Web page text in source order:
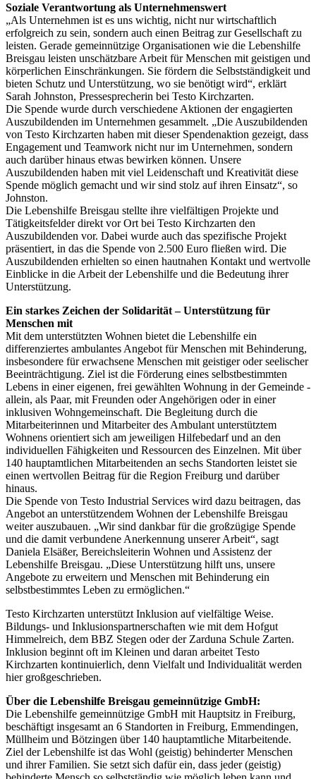
Soziale Verantwortung als Unternehmenswert
„Als Unternehmen ist es uns wichtig, nicht nur wirtschaftlich
erfolgreich zu sein, sondern auch einen Beitrag zur Gesellschaft zu
leisten. Gerade gemeinnützige Organisationen wie die Lebenshilfe
Breisgau leisten unschätzbare Arbeit für Menschen mit geistigen und
körperlichen Einschränkungen. Sie fördern die Selbstständigkeit und
bieten Schutz und Unterstützung, wo sie benötigt wird“, erklärt
Sarah Johnston, Pressesprecherin bei Testo Kirchzarten.
Die Spende wurde durch verschiedene Aktionen der engagierten
Auszubildenden im Unternehmen gesammelt. „Die Auszubildenden
von Testo Kirchzarten haben mit dieser Spendenaktion gezeigt, dass
Engagement und Teamwork nicht nur im Unternehmen, sondern
auch darüber hinaus etwas bewirken können. Unsere
Auszubildenden haben mit viel Leidenschaft und Kreativität diese
Spende möglich gemacht und wir sind stolz auf ihren Einsatz“, so
Johnston.
Die Lebenshilfe Breisgau stellte ihre vielfältigen Projekte und
Tätigkeitsfelder direkt vor Ort bei Testo Kirchzarten den
Auszubildenden vor. Dabei wurde auch das spezifische Projekt
präsentiert, in das die Spende von 2.500 Euro fließen wird. Die
Auszubildenden erhielten so einen hautnahen Kontakt und wertvolle
Einblicke in die Arbeit der Lebenshilfe und die Bedeutung ihrer
Unterstützung.
Ein starkes Zeichen der Solidarität – Unterstützung für
Menschen mit
Mit dem unterstützten Wohnen bietet die Lebenshilfe ein
differenziertes ambulantes Angebot für Menschen mit Behinderung,
insbesondere für erwachsene Menschen mit geistiger oder seelischer
Beeinträchtigung. Ziel ist die Förderung eines selbstbestimmten
Lebens in einer eigenen, frei gewählten Wohnung in der Gemeinde -
allein, als Paar, mit Freunden oder Angehörigen oder in einer
inklusiven Wohngemeinschaft. Die Begleitung durch die
Mitarbeiterinnen und Mitarbeiter des Ambulant unterstütztem
Wohnens orientiert sich am jeweiligen Hilfebedarf und an den
individuellen Fähigkeiten und Ressourcen des Einzelnen. Mit über
140 hauptamtlichen Mitarbeitenden an sechs Standorten leistet sie
einen wertvollen Beitrag für die Region Freiburg und darüber
hinaus.
Die Spende von Testo Industrial Services wird dazu beitragen, das
Angebot an unterstützendem Wohnen der Lebenshilfe Breisgau
weiter auszubauen. „Wir sind dankbar für die großzügige Spende
und die damit verbundene Anerkennung unserer Arbeit“, sagt
Daniela Elsäßer, Bereichsleiterin Wohnen und Assistenz der
Lebenshilfe Breisgau. „Diese Unterstützung hilft uns, unsere
Angebote zu erweitern und Menschen mit Behinderung ein
selbstbestimmtes Leben zu ermöglichen.“
Testo Kirchzarten unterstützt Inklusion auf vielfältige Weise.
Bildungs- und Inklusionspartnerschaften wie mit dem Hofgut
Himmelreich, dem BBZ Stegen oder der Zarduna Schule Zarten.
Inklusion beginnt oft im Kleinen und daran arbeitet Testo
Kirchzarten kontinuierlich, denn Vielfalt und Individualität werden
hier großgeschrieben.
Über die Lebenshilfe Breisgau gemeinnützige GmbH:
Die Lebenshilfe gemeinnützige GmbH mit Hauptsitz in Freiburg,
beschäftigt insgesamt an 6 Standorten in Freiburg, Emmendingen,
Müllheim und Bötzingen über 140 hauptamtliche Mitarbeitende.
Ziel der Lebenshilfe ist das Wohl (geistig) behinderter Menschen
und ihrer Familien. Sie setzt sich dafür ein, dass jeder (geistig)